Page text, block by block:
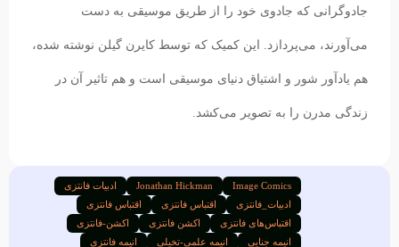
جادوگرانی که جادوی خود را از طریق موسیقی به دست
می‌آورند، می‌پردازد. این کمیک که توسط کایرن گیلن نوشته شده،
هم یادآور شور و اشتیاق دنیای موسیقی است و هم تاثیر آن در
زندگی مدرن را به تصویر می‌کشد.
Image Comics
Jonathan Hickman
ادبیات فانتزی
ادبیات_فانتزی
اقتباس فانتزی
اقتبا‌س فانتزی
اقتباس‌های فانتزی
اکشن فانتزی
اکشن-فانتزی
انیمه جنایی
انیمه علمی-تخیلی
انیمه فانتزی